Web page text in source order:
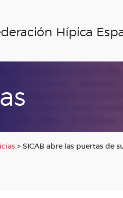
Hípica
> SICAB abre las puertas de